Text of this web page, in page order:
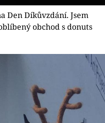
Den Díkůvzdání. Jsem
obchod s donuts